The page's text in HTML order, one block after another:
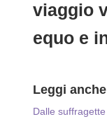
viaggio
equo e
Leggi anche
Dalle